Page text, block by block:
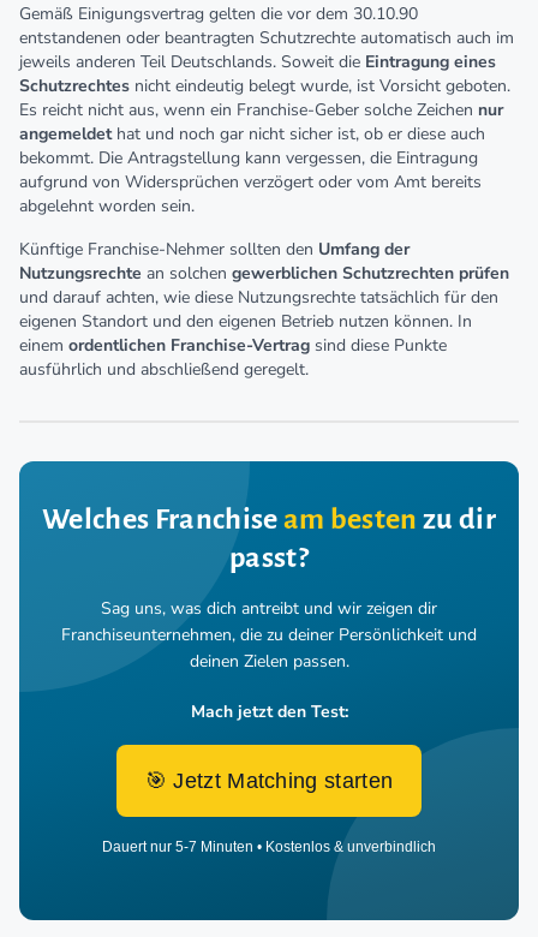
Gemäß Einigungsvertrag gelten die vor dem 30.10.90
entstandenen oder beantragten Schutzrechte automatisch auch im
jeweils anderen Teil Deutschlands. Soweit die Eintragung eines
Schutzrechtes nicht eindeutig belegt wurde, ist Vorsicht geboten.
Es reicht nicht aus, wenn ein Franchise-Geber solche Zeichen nur
angemeldethat und noch gar nicht sicher ist, ob er diese auch
bekommt. Die Antragstellung kann vergessen, die Eintragung
aufgrund von Widersprüchen verzögert oder vom Amt bereits
abgelehnt worden sein.
Künftige Franchise-Nehmer sollten den Umfang der
Nutzungsrechte an solchen gewerblichen Schutzrechten prüfen
und darauf achten, wie diese Nutzungsrechte tatsächlich für den
eigenen Standort und den eigenen Betrieb nutzen können. In
einem ordentlichen Franchise-Vertrag sind diese Punkte
ausführlich und abschließend geregelt.
Welches Franchiseam besten zu dir
passt?
Sag uns, was dich antreibt und wir zeigen dir
Franchiseunternehmen, die zu deiner Persönlichkeit und
deinen Zielen passen.
Mach jetzt den Test:
🎯 Jetzt Matching starten
Dauert nur 5-7 Minuten • Kostenlos & unverbindlich